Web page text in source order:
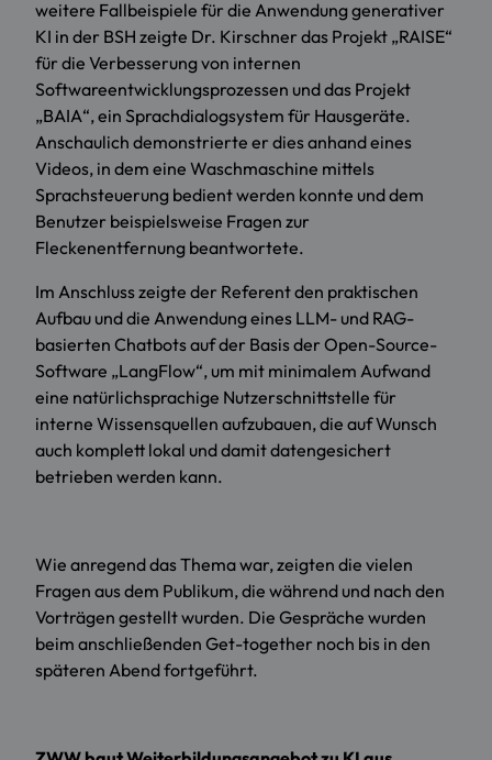
weitere Fallbeispiele für die Anwendung generativer
KI in der BSH zeigte Dr. Kirschner das Projekt „RAISE“
für die Verbesserung von internen
Softwareentwicklungsprozessen und das Projekt
„BAIA“, ein Sprachdialogsystem für Hausgeräte.
Anschaulich demonstrierte er dies anhand eines
Videos, in dem eine Waschmaschine mittels
Sprachsteuerung bedient werden konnte und dem
Benutzer beispielsweise Fragen zur
Fleckenentfernung beantwortete.
Im Anschluss zeigte der Referent den praktischen
Aufbau und die Anwendung eines LLM- und RAG-
basierten Chatbots auf der Basis der Open-Source-
Software „LangFlow“, um mit minimalem Aufwand
eine natürlichsprachige Nutzerschnittstelle für
interne Wissensquellen aufzubauen, die auf Wunsch
auch komplett lokal und damit datengesichert
betrieben werden kann.
Wie anregend das Thema war, zeigten die vielen
Fragen aus dem Publikum, die während und nach den
Vorträgen gestellt wurden. Die Gespräche wurden
beim anschließenden Get-together noch bis in den
späteren Abend fortgeführt.